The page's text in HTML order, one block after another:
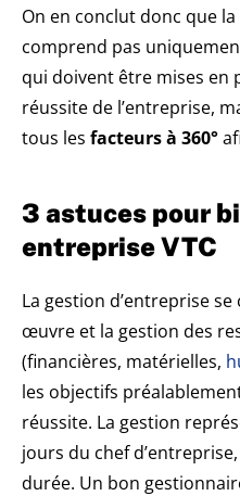
On en conclut donc que
comprend pas
qui doivent être mises en
réussite de l’entreprise,
tous les facteurs à 360°
3 astuces pour
entreprise VTC
La gestion d’entreprise
œuvre et la gestion des
(financières, matérielles,
les objectifs
réussite. La gestion
jours du chef
durée. Un bon